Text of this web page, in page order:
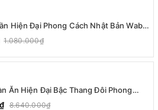
Hiện Đại Phong Cách Nhật Bản Wabi-
Dáng A
1.080.000₫
Ăn Hiện Đại Bậc Thang Đôi Phong
Wabi-sabi DC-T078A
8.640.000₫